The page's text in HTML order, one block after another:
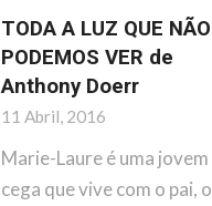
TODA A LUZ QUE NÃO
PODEMOS VER de
Anthony Doerr
11 Abril, 2016
Marie-Laure é uma jovem
cega que vive com o pai, o